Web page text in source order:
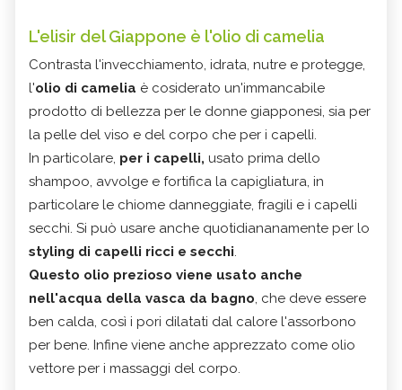
L'elisir del Giappone è l'olio di camelia
Contrasta l'invecchiamento, idrata, nutre e protegge,
l'olio di camelia è cosiderato un'immancabile
prodotto di bellezza per le donne giapponesi, sia per
la pelle del viso e del corpo che per i capelli.
In particolare, per i capelli, usato prima dello
shampoo, avvolge e fortifica la capigliatura, in
particolare le chiome danneggiate, fragili e i capelli
secchi. Si può usare anche quotidiananamente per lo
styling di capelli ricci e secchi.
Questo olio prezioso viene usato anche
nell'acqua della vasca da bagno, che deve essere
ben calda, così i pori dilatati dal calore l'assorbono
per bene. Infine viene anche apprezzato come olio
vettore per i massaggi del corpo.